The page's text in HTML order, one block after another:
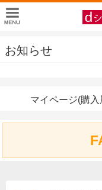
お知らせ
マイページ(購